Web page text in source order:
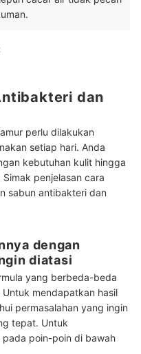
dan
perlu dilakukan
setiap hari. Anda
kebutuhan kulit hingga
penjelasan cara
sabun antibakteri dan
dengan
diatasi
yang berbeda-beda
mendapatkan hasil
permasalahan yang ingin
tepat. Untuk
pada poin-poin di bawah